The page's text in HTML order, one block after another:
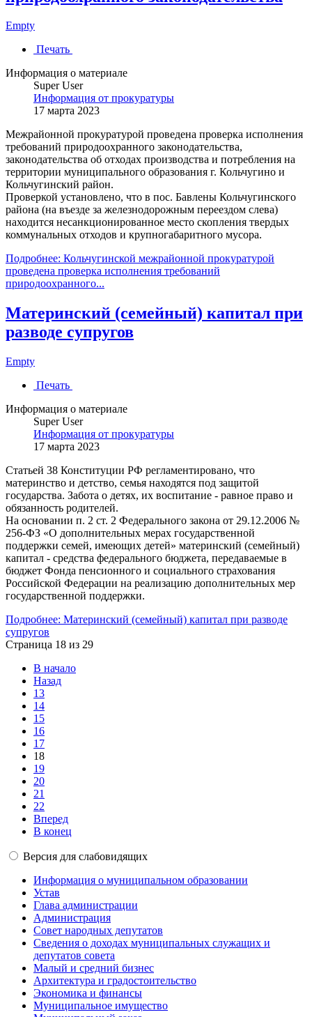
Empty
Печать
Информация о материале
Super User
Информация от прокуратуры
17 марта 2023
Межрайонной прокуратурой проведена проверка исполнения
требований природоохранного законодательства,
законодательства об отходах производства и потребления на
территории муниципального образования г. Кольчугино и
Кольчугинский район.
Проверкой установлено, что в пос. Бавлены Кольчугинского
района (на въезде за железнодорожным переездом слева)
находится несанкционированное место скопления твердых
коммунальных отходов и крупногабаритного мусора.
Подробнее: Кольчугинской межрайонной прокуратурой
проведена проверка исполнения требований
природоохранного...
Материнский (семейный) капитал при
разводе супругов
Empty
Печать
Информация о материале
Super User
Информация от прокуратуры
17 марта 2023
Статьей 38 Конституции РФ регламентировано, что
материнство и детство, семья находятся под защитой
государства. Забота о детях, их воспитание - равное право и
обязанность родителей.
На основании п. 2 ст. 2 Федерального закона от 29.12.2006 №
256-ФЗ «О дополнительных мерах государственной
поддержки семей, имеющих детей» материнский (семейный)
капитал - средства федерального бюджета, передаваемые в
бюджет Фонда пенсионного и социального страхования
Российской Федерации на реализацию дополнительных мер
государственной поддержки.
Подробнее: Материнский (семейный) капитал при разводе
супругов
Страница 18 из 29
В начало
Назад
13
14
15
16
17
18
19
20
21
22
Вперед
В конец
Версия для слабовидящих
Информация о муниципальном образовании
Устав
Глава администрации
Администрация
Совет народных депутатов
Сведения о доходах муниципальных служащих и
депутатов совета
Малый и средний бизнес
Архитектура и градостоительство
Экономика и финансы
Муниципальное имущество